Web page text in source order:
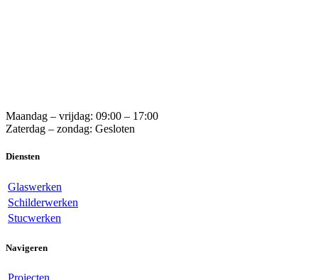
Maandag – vrijdag: 09:00 – 17:00
Zaterdag – zondag: Gesloten
Diensten
Glaswerken
Schilderwerken
Stucwerken
Navigeren
Projecten